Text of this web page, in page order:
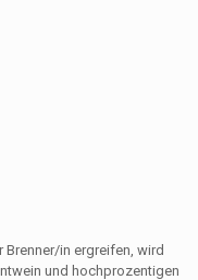
in ergreifen, wird
und hochprozentigen